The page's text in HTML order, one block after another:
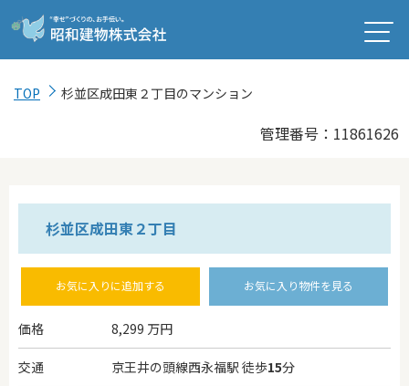
TOP 杉並区成田東２丁目のマンション
管理番号：11861626
杉並区成田東２丁目
お気に入りに追加する お気に入り物件を見る
価格
交通
8,299 万円
京王井の頭線西永福駅 徒歩15分